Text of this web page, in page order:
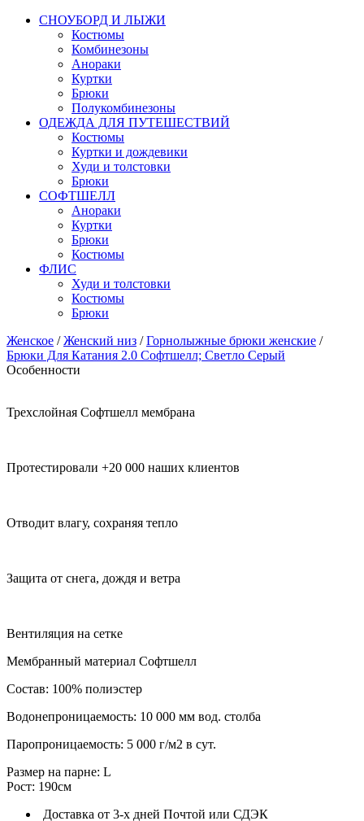
СНОУБОРД И ЛЫЖИ
Костюмы
Комбинезоны
Анораки
Куртки
Брюки
Полукомбинезоны
ОДЕЖДА ДЛЯ ПУТЕШЕСТВИЙ
Костюмы
Куртки и дождевики
Худи и толстовки
Брюки
СОФТШЕЛЛ
Анораки
Куртки
Брюки
Костюмы
ФЛИС
Худи и толстовки
Костюмы
Брюки
Женское / Женский низ / Горнолыжные брюки женские /
Брюки Для Катания 2.0 Софтшелл; Светло Серый
Особенности
Трехслойная Софтшелл мембрана
Протестировали +20 000 наших клиентов
Отводит влагу, сохраняя тепло
Защита от снега, дождя и ветра
Вентиляция на сетке
Мембранный материал Софтшелл
Состав: 100% полиэстер
Водонепроницаемость: 10 000 мм вод. столба
Паропроницаемость: 5 000 г/м2 в сут.
Размер на парне: L
Рост: 190см
Доставка от 3-х дней Почтой или СДЭК